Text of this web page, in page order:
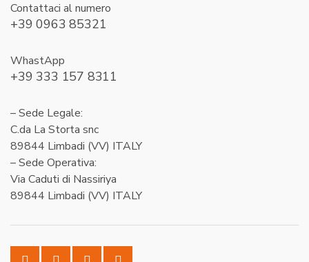
Contattaci al numero
+39 0963 85321
WhastApp
+39 333 157 8311
– Sede Legale:
C.da La Storta snc
89844 Limbadi (VV) ITALY
– Sede Operativa:
Via Caduti di Nassiriya
89844 Limbadi (VV) ITALY